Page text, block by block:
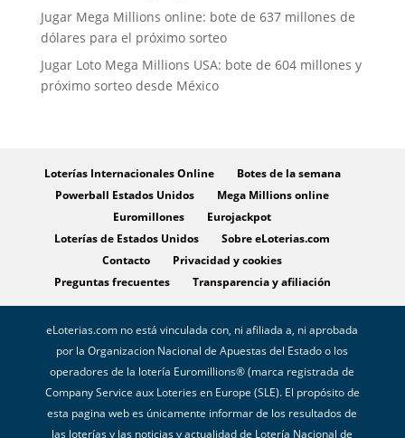
Jugar Mega Millions online: bote de 637 millones de
dólares para el próximo sorteo
Jugar Loto Mega Millions USA: bote de 604 millones y
próximo sorteo desde México
Loterías Internacionales Online
Botes de la semana
Powerball Estados Unidos
Mega Millions online
Euromillones
Eurojackpot
Loterías de Estados Unidos
Sobre eLoterias.com
Contacto
Privacidad y cookies
Preguntas frecuentes
Transparencia y afiliación
eLoterias.com no está vinculada con, ni afiliada a, ni aprobada
por la Organizacion Nacional de Apuestas del Estado o los
operadores de la lotería Euromillions® (marca registrada de
Company Service aux Loteries en Europe (SLE). El propósito de
esta pagina web es únicamente informar de los resultados de
las loterías y las noticias y actualidad de Lotería Nacional de